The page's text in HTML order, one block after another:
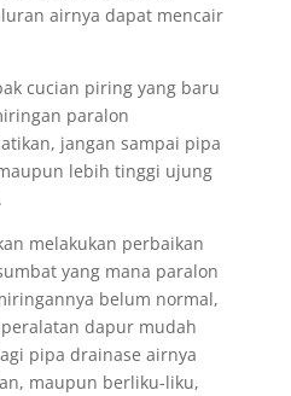
airnya dapat mencair
cucian piring yang baru
paralon
jangan sampai pipa
lebih tinggi ujung
melakukan perbaikan
yang mana paralon
belum normal,
dapur mudah
pipa drainase airnya
maupun berliku-liku,